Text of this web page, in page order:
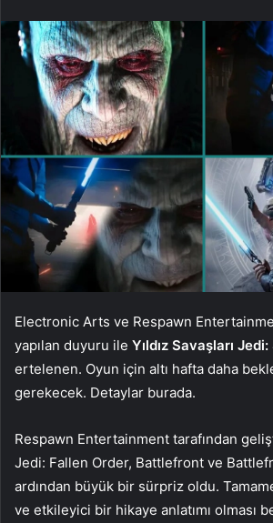
Electronic Arts ve Respawn
yapılan duyuru ile Yıldız Savaşları
ertelenen. Oyun için altı hafta daha
gerekecek. Detaylar burada.
Respawn Entertainment tarafından
Jedi: Fallen Order, Battlefront ve
ardından büyük bir sürpriz oldu.
ve etkileyici bir hikaye anlatımı olması